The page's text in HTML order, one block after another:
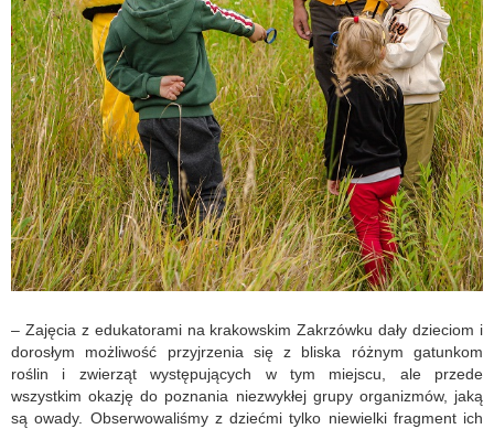
– Zajęcia z edukatorami na krakowskim Zakrzówku dały dzieciom i
dorosłym możliwość przyjrzenia się z bliska różnym gatunkom
roślin i zwierząt występujących w tym miejscu, ale przede
wszystkim okazję do poznania niezwykłej grupy organizmów, jaką
są owady. Obserwowaliśmy z dziećmi tylko niewielki fragment ich